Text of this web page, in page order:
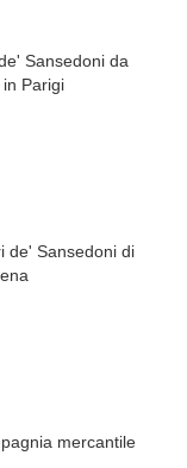
Sansedoni da
Parigi
de' Sansedoni di
mercantile